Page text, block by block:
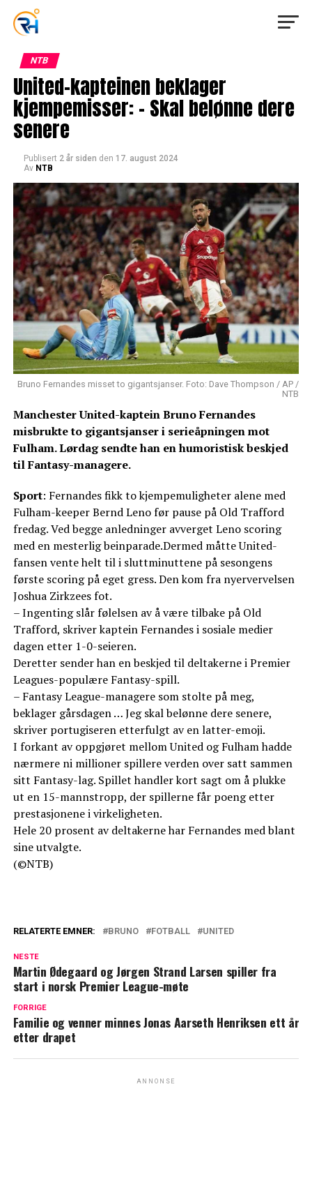
NTB
United-kapteinen beklager
kjempemisser: – Skal belønne dere
senere
Publisert 2 år siden den 17. august 2024
Av NTB
Bruno Fernandes misset to gigantsjanser. Foto: Dave Thompson / AP /
NTB
Manchester United-kaptein Bruno Fernandes
misbrukte to gigantsjanser i serieåpningen mot
Fulham. Lørdag sendte han en humoristisk beskjed
til Fantasy-managere.
Sport: Fernandes fikk to kjempemuligheter alene med
Fulham-keeper Bernd Leno før pause på Old Trafford
fredag. Ved begge anledninger avverget Leno scoring
med en mesterlig beinparade.Dermed måtte United-
fansen vente helt til i sluttminuttene på sesongens
første scoring på eget gress. Den kom fra nyervervelsen
Joshua Zirkzees fot.
– Ingenting slår følelsen av å være tilbake på Old
Trafford, skriver kaptein Fernandes i sosiale medier
dagen etter 1-0-seieren.
Deretter sender han en beskjed til deltakerne i Premier
Leagues-populære Fantasy-spill.
– Fantasy League-managere som stolte på meg,
beklager gårsdagen … Jeg skal belønne dere senere,
skriver portugiseren etterfulgt av en latter-emoji.
I forkant av oppgjøret mellom United og Fulham hadde
nærmere ni millioner spillere verden over satt sammen
sitt Fantasy-lag. Spillet handler kort sagt om å plukke
ut en 15-mannstropp, der spillerne får poeng etter
prestasjonene i virkeligheten.
Hele 20 prosent av deltakerne har Fernandes med blant
sine utvalgte.
(©NTB)
RELATERTE EMNER: BRUNO FOTBALL UNITED
NESTE
Martin Ødegaard og Jørgen Strand Larsen spiller fra
start i norsk Premier League-møte
FORRIGE
Familie og venner minnes Jonas Aarseth Henriksen ett år
etter drapet
ANNONSE